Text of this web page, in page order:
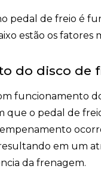
pedal de freio é
estão os fatores
do disco de
funcionamento
que o pedal de
em um
da frenagem.